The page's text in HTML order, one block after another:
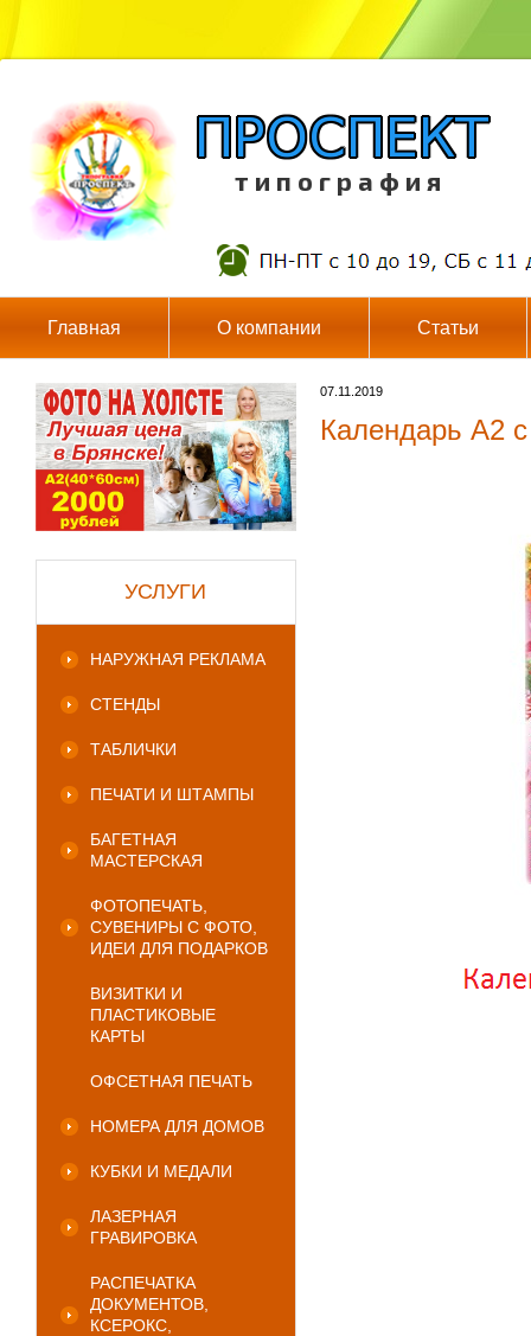
т и п о г р а ф и я
Главная О компании Статьи
УСЛУГИ
НАРУЖНАЯ РЕКЛАМА
СТЕНДЫ
ТАБЛИЧКИ
ПЕЧАТИ И ШТАМПЫ
БАГЕТНАЯ
МАСТЕРСКАЯ
ФОТОПЕЧАТЬ,
СУВЕНИРЫ С ФОТО,
ИДЕИ ДЛЯ ПОДАРКОВ
ВИЗИТКИ И
ПЛАСТИКОВЫЕ
КАРТЫ
ОФСЕТНАЯ ПЕЧАТЬ
НОМЕРА ДЛЯ ДОМОВ
КУБКИ И МЕДАЛИ
ЛАЗЕРНАЯ
ГРАВИРОВКА
РАСПЕЧАТКА
ДОКУМЕНТОВ,
КСЕРОКС,
07.11.2019
Календарь А2